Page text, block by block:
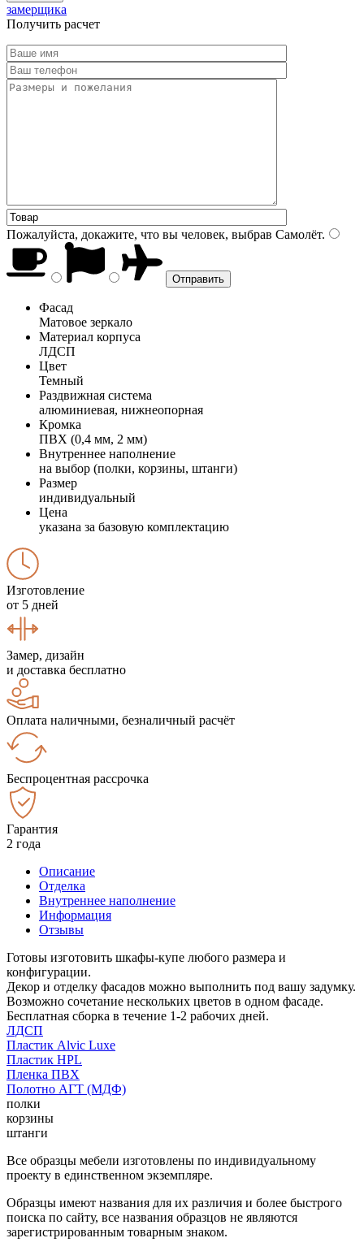
замерщика
Получить расчет
Пожалуйста, докажите, что вы человек, выбрав Самолёт.
Фасад
Матовое зеркало
Материал корпуса
ЛДСП
Цвет
Темный
Раздвижная система
алюминиевая, нижнеопорная
Кромка
ПВХ (0,4 мм, 2 мм)
Внутреннее наполнение
на выбор (полки, корзины, штанги)
Размер
индивидуальный
Цена
указана за базовую комплектацию
Изготовление
от 5 дней
Замер, дизайн
и доставка бесплатно
Оплата наличными, безналичный расчёт
Беспроцентная рассрочка
Гарантия
2 года
Описание
Отделка
Внутреннее наполнение
Информация
Отзывы
Готовы изготовить шкафы-купе любого размера и
конфигурации.
Декор и отделку фасадов можно выполнить под вашу задумку.
Возможно сочетание нескольких цветов в одном фасаде.
Бесплатная сборка в течение 1-2 рабочих дней.
ЛДСП
Пластик Alvic Luxe
Пластик HPL
Пленка ПВХ
Полотно АГТ (МДФ)
полки
корзины
штанги
Все образцы мебели изготовлены по индивидуальному
проекту в единственном экземпляре.
Образцы имеют названия для их различия и более быстрого
поиска по сайту, все названия образцов не являются
зарегистрированным товарным знаком.